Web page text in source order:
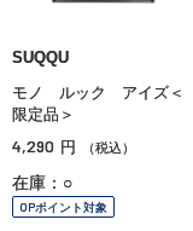
SUQQU
モノ ルック アイズ＜
限定品＞
4,290 円 （税込）
在庫：○
OPポイント対象